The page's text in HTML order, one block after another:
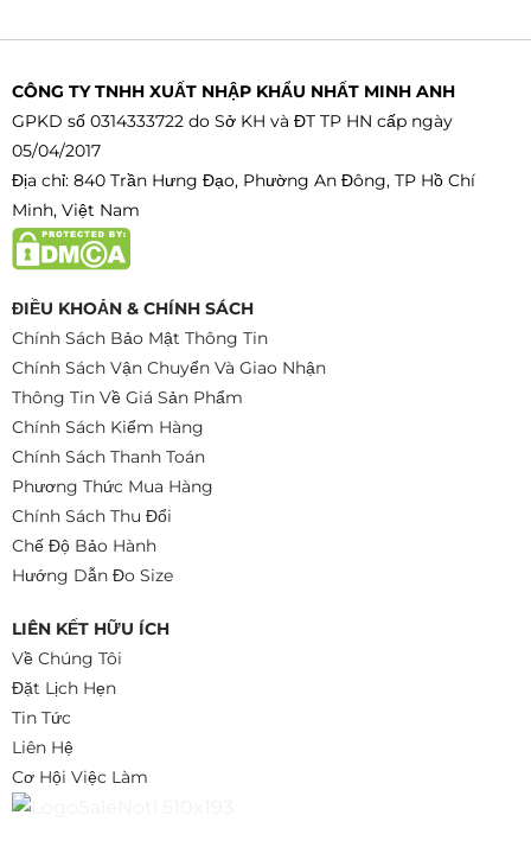
CÔNG TY TNHH XUẤT NHẬP KHẨU NHẤT MINH ANH
GPKD số 0314333722 do Sở KH và ĐT TP HN cấp ngày
05/04/2017
Địa chỉ: 840 Trần Hưng Đạo, Phường An Đông, TP Hồ Chí
Minh, Việt Nam
ĐIỀU KHOẢN & CHÍNH SÁCH
Chính Sách Bảo Mật Thông Tin
Chính Sách Vận Chuyển Và Giao Nhận
Thông Tin Về Giá Sản Phẩm
Chính Sách Kiểm Hàng
Chính Sách Thanh Toán
Phương Thức Mua Hàng
Chính Sách Thu Đổi
Chế Độ Bảo Hành
Hướng Dẫn Đo Size
LIÊN KẾT HỮU ÍCH
Về Chúng Tôi
Đặt Lịch Hẹn
Tin Tức
Liên Hệ
Cơ Hội Việc Làm